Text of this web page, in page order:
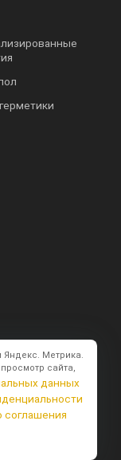
Яндекс. Метрика.
сайта,
данных
соглашения